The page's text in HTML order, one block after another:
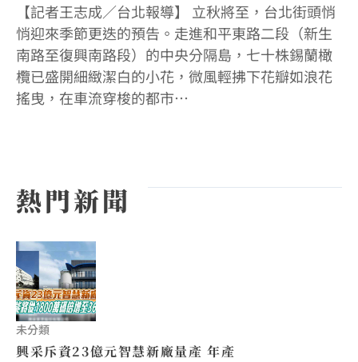
【記者王志成／台北報導】 立秋將至，台北街頭悄
悄迎來季節更迭的預告。走進和平東路二段（新生
南路至復興南路段）的中央分隔島，七十株錫蘭橄
欖已盛開細緻潔白的小花，微風輕拂下花瓣如浪花
搖曳，在車流穿梭的都市…
熱門新聞
未分類
興采斥資23億元智慧新廠量產 年產